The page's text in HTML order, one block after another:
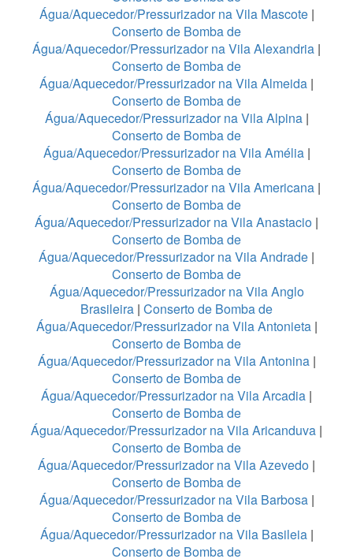
Água/Aquecedor/Pressurizador na Vila Mascote|
Conserto de Bomba de
Água/Aquecedor/Pressurizador na Vila Alexandria |
Conserto de Bomba de
Água/Aquecedor/Pressurizador na Vila Almeida |
Conserto de Bomba de
Água/Aquecedor/Pressurizador na Vila Alpina |
Conserto de Bomba de
Água/Aquecedor/Pressurizador na Vila Amélia |
Conserto de Bomba de
Água/Aquecedor/Pressurizador na Vila Americana |
Conserto de Bomba de
Água/Aquecedor/Pressurizador na Vila Anastacio |
Conserto de Bomba de
Água/Aquecedor/Pressurizador na Vila Andrade |
Conserto de Bomba de
Água/Aquecedor/Pressurizador na Vila Anglo
Brasileira | Conserto de Bomba de
Água/Aquecedor/Pressurizador na Vila Antonieta|
Conserto de Bomba de
Água/Aquecedor/Pressurizador na Vila Antonina|
Conserto de Bomba de
Água/Aquecedor/Pressurizador na Vila Arcadia |
Conserto de Bomba de
Água/Aquecedor/Pressurizador na Vila Aricanduva |
Conserto de Bomba de
Água/Aquecedor/Pressurizador na Vila Azevedo |
Conserto de Bomba de
Água/Aquecedor/Pressurizador na Vila Barbosa|
Conserto de Bomba de
Água/Aquecedor/Pressurizador na Vila Basileia|
Conserto de Bomba de